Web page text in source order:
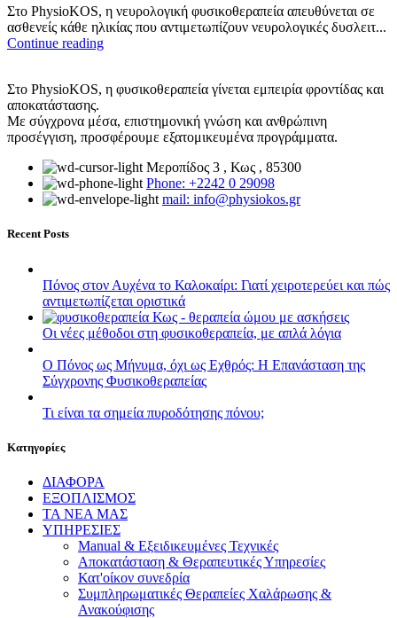
Στο PhysioKOS, η νευρολογική φυσικοθεραπεία απευθύνεται σε
ασθενείς κάθε ηλικίας που αντιμετωπίζουν νευρολογικές δυσλειτ...
Continue reading
Στο PhysioKOS, η φυσικοθεραπεία γίνεται εμπειρία φροντίδας και
αποκατάστασης.
Με σύγχρονα μέσα, επιστημονική γνώση και ανθρώπινη
προσέγγιση, προσφέρουμε εξατομικευμένα προγράμματα.
Μεροπίδος 3 , Κως , 85300
Phone: +2242 0 29098
mail: info@physiokos.gr
Recent Posts
Πόνος στον Αυχένα το Καλοκαίρι: Γιατί χειροτερεύει και πώς
αντιμετωπίζεται οριστικά
Οι νέες μέθοδοι στη φυσικοθεραπεία, με απλά λόγια
Ο Πόνος ως Μήνυμα, όχι ως Εχθρός: Η Επανάσταση της
Σύγχρονης Φυσικοθεραπείας
Τι είναι τα σημεία πυροδότησης πόνου;
Kατηγορίες
ΔΙΑΦΟΡΑ
ΕΞΟΠΛΙΣΜΟΣ
ΤΑ ΝΕΑ ΜΑΣ
ΥΠΗΡΕΣΙΕΣ
Manual & Εξειδικευμένες Τεχνικές
Αποκατάσταση & Θεραπευτικές Υπηρεσίες
Κατ'οίκον συνεδρία
Συμπληρωματικές Θεραπείες Χαλάρωσης &
Ανακούφισης